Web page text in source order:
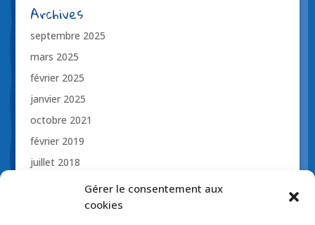
Gérer le consentement aux
cookies
Archives
septembre 2025
mars 2025
février 2025
janvier 2025
octobre 2021
février 2019
juillet 2018
novembre 2017
octobre 2017